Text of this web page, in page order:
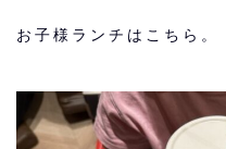
お子様ランチはこちら。